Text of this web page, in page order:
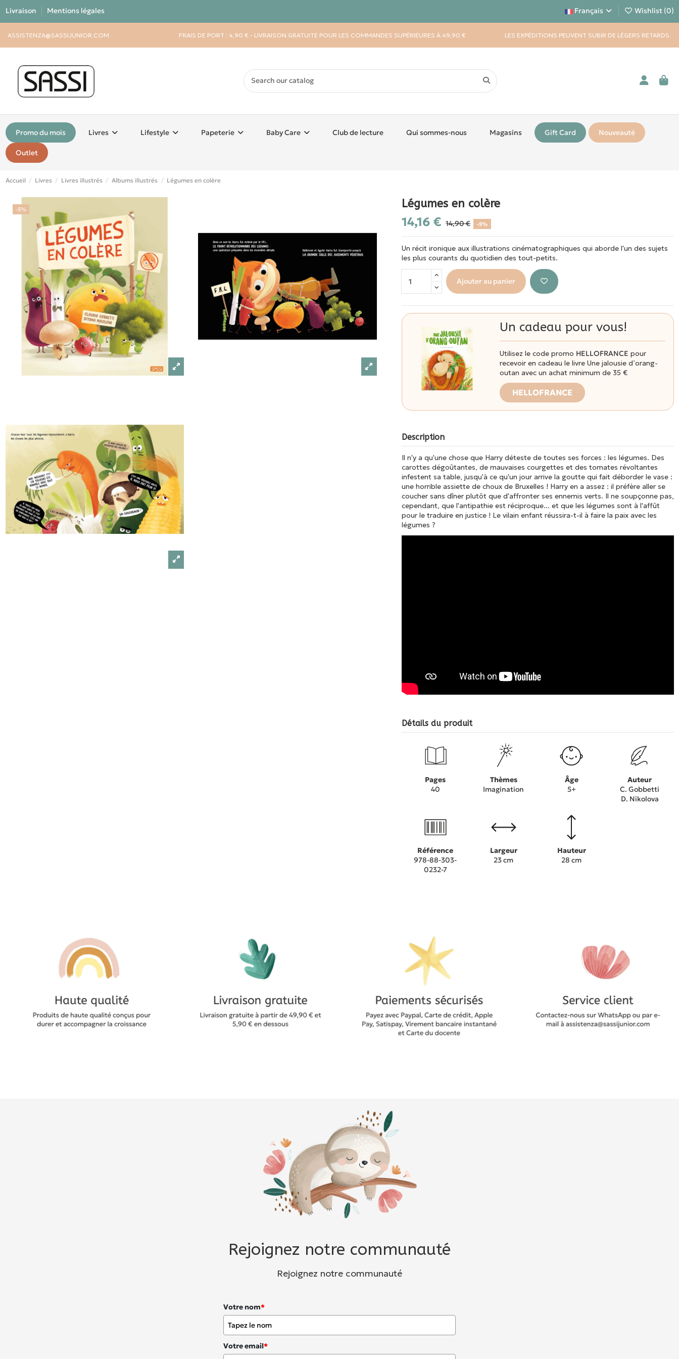
Livraison Mentions légales Français Wishlist (0)
ASSISTENZA@SASSIJUNIOR.COM FRAIS DE PORT : 4,90 € - LIVRAISON GRATUITE POUR LES COMMANDES SUPÉRIEURES À 49,90 € LES EXPÉDITIONS PEUVENT SUBIR DE LÉGERS RETARDS.
Promo du mois Livres Lifestyle Papeterie Baby Care Club de lecture Qui sommes-nous Magasins Gift Card Nouveauté
Outlet
Accueil Livres Livres illustrés Albums illustrés Légumes en colère
-5% Légumes en colère
14,16 € 14,90 € -5%
Un récit ironique aux illustrations cinématographiques qui aborde l'un des sujets
les plus courants du quotidien des tout-petits.
Ajouter au panier
Un cadeau pour vous!
Utilisez le code promo HELLOFRANCE pour
recevoir en cadeau le livre Une jalousie d’orang-
outan avec un achat minimum de 35 €
HELLOFRANCE
Description
Il n'y a qu'une chose que Harry déteste de toutes ses forces : les légumes. Des
carottes dégoûtantes, de mauvaises courgettes et des tomates révoltantes
infestent sa table, jusqu'à ce qu'un jour arrive la goutte qui fait déborder le vase :
une horrible assiette de choux de Bruxelles ! Harry en a assez : il préfère aller se
coucher sans dîner plutôt que d'affronter ses ennemis verts. Il ne soupçonne pas,
cependant, que l'antipathie est réciproque... et que les légumes sont à l'affût
pour le traduire en justice ! Le vilain enfant réussira-t-il à faire la paix avec les
légumes ?
Détails du produit
Pages
40
Thèmes
Imagination
Âge
5+
Auteur
C. Gobbetti
D. Nikolova
Référence
978-88-303-
0232-7
Largeur
23 cm
Hauteur
28 cm
Rejoignez notre communauté
Rejoignez notre communauté
Votre nom*
Votre email*